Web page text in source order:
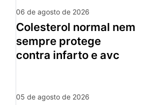
06 de agosto de 2026
colesterol normal nem
sempre protege
contra infarto e avc
05 de agosto de 2026